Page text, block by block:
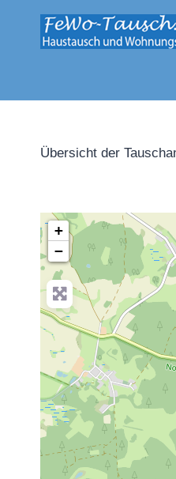
springen
Übersicht der
+
−